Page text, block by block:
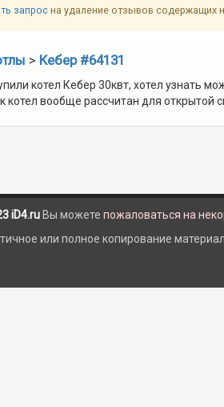
запрос на удаление отзывов
> Кебер #64131
котел Кебер 30квт, хотел узнать
котел вообще рассчитан для открытой
iD4.ru Вы можете пожаловаться на
или полное копирование